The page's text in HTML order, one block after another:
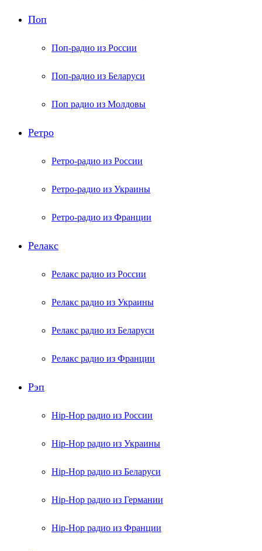
Поп
Поп-радио из России
Поп-радио из Беларуси
Поп радио из Молдовы
Ретро
Ретро-радио из России
Ретро-радио из Украины
Ретро-радио из Франции
Релакс
Релакс радио из России
Релакс радио из Украины
Релакс радио из Беларуси
Релакс радио из Франции
Рэп
Hip-Hop радио из России
Hip-Hop радио из Украины
Hip-Hop радио из Беларуси
Hip-Hop радио из Германии
Hip-Hop радио из Франции